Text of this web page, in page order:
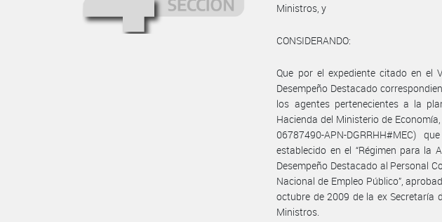
Ministros, y
CONSIDERANDO:
Que por el expediente citado en
Desempeño Destacado
los agentes pertenecientes a la
Hacienda del Ministerio de
06787490-APN-DGRRHH#MEC)
establecido en el “Régimen para la
Desempeño Destacado al Personal
Nacional de Empleo Público”,
octubre de 2009 de la ex Secretaría
Ministros.